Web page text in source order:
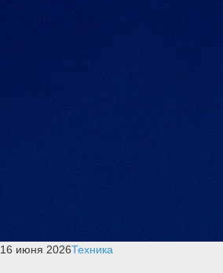
16 июня 2026Техника